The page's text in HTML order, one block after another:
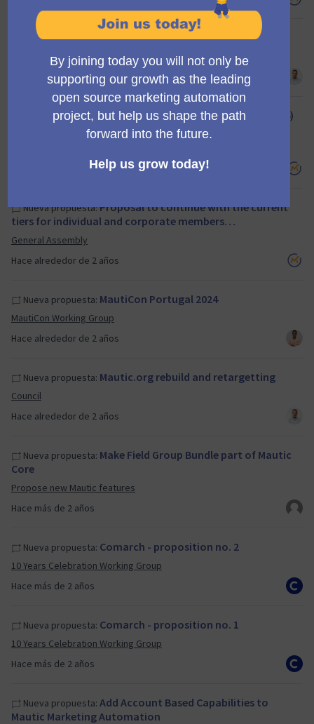
Hace alrededor de 2 años
Nueva propuesta:New hiring rules
Hace alrededor de 2 años
Nueva propuesta: Proposal to adopt the latest (Jan 2024)
Big Mac data update
Hace alrededor de 2 años
Nueva propuesta:Proposal to continue with the current
tiers for individual and corporate members…
General Assembly
Hace alrededor de 2 años
Nueva propuesta: MautiCon Portugal 2024
MautiCon Working Group
Hace alrededor de 2 años
Nueva propuesta: Mautic.org rebuild and retargetting
Council
Hace más de 2 años
Nueva propuesta: Make Field Group Bundle part of Mautic
Core
Propose new Mautic features
Hace más de 2 años
Nueva propuesta: Comarch - proposition no. 2
10 Years Celebration Working Group
Hace más de 2 años
Nueva propuesta: Comarch - proposition no. 1
10 Years Celebration Working Group
Nueva propuesta: Add Account Based Capabilities to
Mautic Marketing Automation